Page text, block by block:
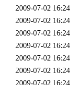
2009-07-02 16:24
2009-07-02 16:24
2009-07-02 16:24
2009-07-02 16:24
2009-07-02 16:24
2009-07-02 16:24
2009-07-02 16:24